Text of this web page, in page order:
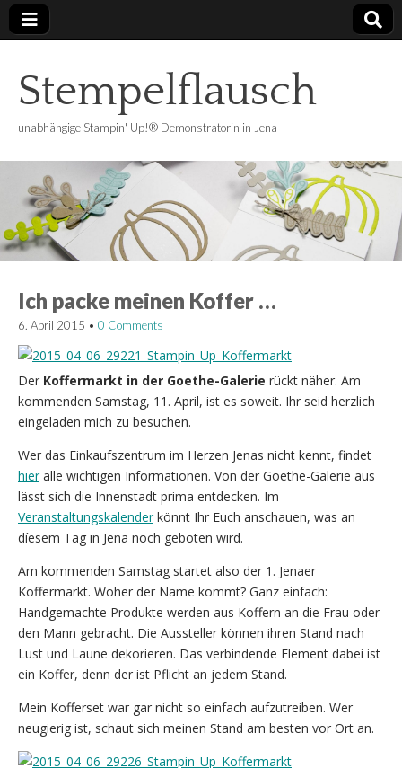
Stempelflausch
unabhängige Stampin' Up!® Demonstratorin in Jena
Ich packe meinen Koffer …
6. April 2015 • 0 Comments
Der Koffermarkt in der Goethe-Galerie rückt näher. Am
kommenden Samstag, 11. April, ist es soweit. Ihr seid herzlich
eingeladen mich zu besuchen.
Wer das Einkaufszentrum im Herzen Jenas nicht kennt, findet
hieralle wichtigen Informationen. Von der Goethe-Galerie aus
lässt sich die Innenstadt prima entdecken. Im
Veranstaltungskalenderkönnt Ihr Euch anschauen, was an
díesem Tag in Jena noch geboten wird.
Am kommenden Samstag startet also der 1. Jenaer
Koffermarkt. Woher der Name kommt? Ganz einfach:
Handgemachte Produkte werden aus Koffern an die Frau oder
den Mann gebracht. Die Aussteller können ihren Stand nach
Lust und Laune dekorieren. Das verbindende Element dabei ist
ein Koffer, denn der ist Pflicht an jedem Stand.
Mein Kofferset war gar nicht so einfach aufzutreiben. Wer
neugierig ist, schaut sich meinen Stand am besten vor Ort an.